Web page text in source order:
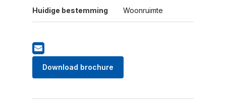
Huidige bestemming Woonruimte
Download brochure